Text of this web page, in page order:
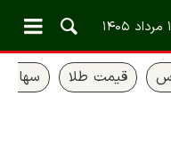
قیمت طلا سهام